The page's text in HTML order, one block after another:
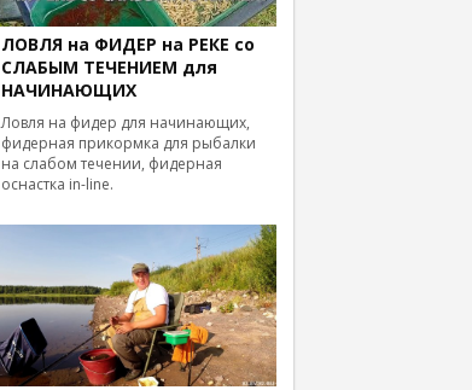
ЛОВЛЯ на ФИДЕР на РЕКЕ со
СЛАБЫМ ТЕЧЕНИЕМ для
НАЧИНАЮЩИХ
Ловля на фидер для начинающих,
фидерная прикормка для рыбалки
на слабом течении, фидерная
оснастка in-line.